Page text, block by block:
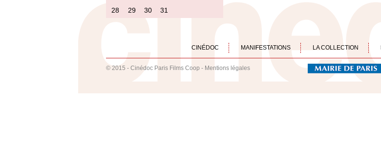
28
29 30 31
CINÉDOC MANIFESTATIONS LA COLLECTION
© 2015 - Cinédoc Paris Films Coop - Mentions légales